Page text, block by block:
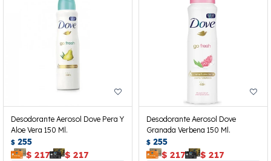
Desodorante Aerosol Dove Pera Y
Aloe Vera 150 Ml.
$ 255
$ 217 $ 217
Desodorante Aerosol Dove
Granada Verbena 150 Ml.
$ 255
$ 217 $ 217